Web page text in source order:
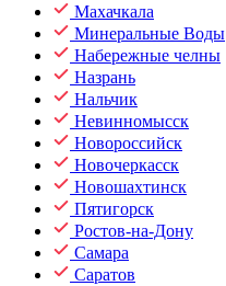
Махачкала
Минеральные Воды
Набережные челны
Назрань
Нальчик
Невинномысск
Новороссийск
Новочеркасск
Новошахтинск
Пятигорск
Ростов-на-Дону
Самара
Саратов